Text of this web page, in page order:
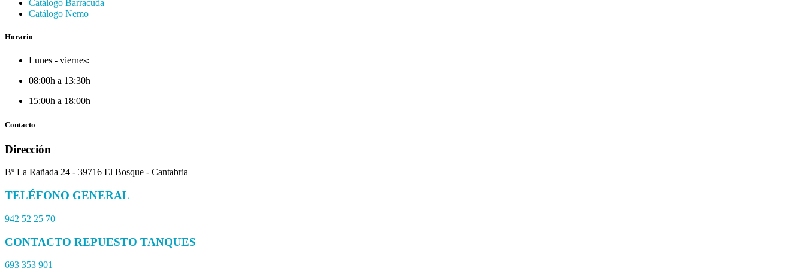
Catálogo Barracuda
Catálogo Nemo
Horario
Lunes - viernes:
08:00h a 13:30h
15:00h a 18:00h
Contacto
Dirección
Bº La Rañada 24 - 39716 El Bosque - Cantabria
TELÉFONO GENERAL
942 52 25 70
CONTACTO REPUESTO TANQUES
693 353 901​